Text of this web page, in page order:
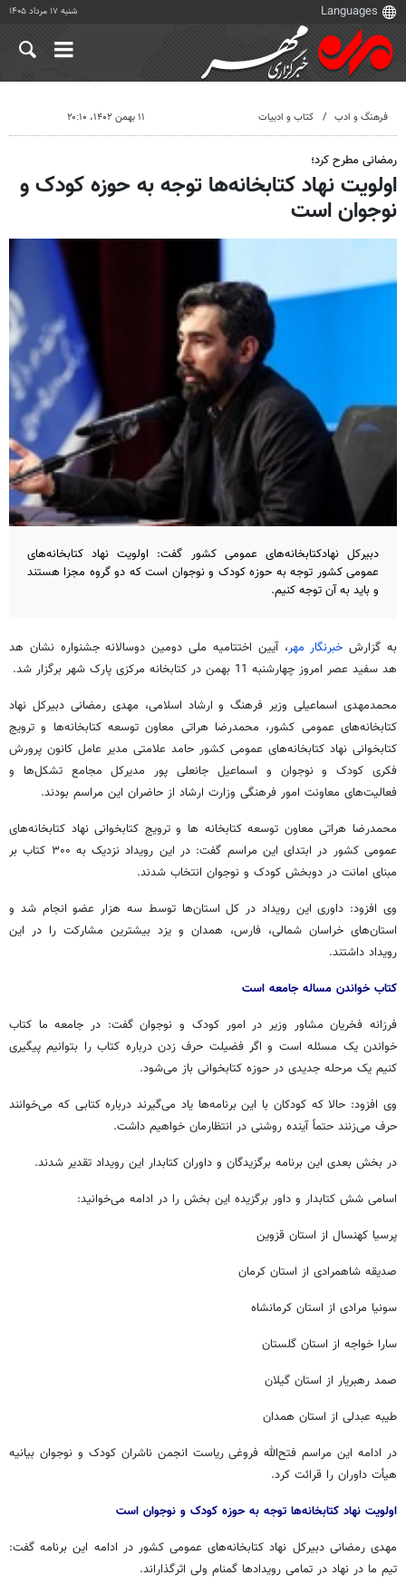
شنبه ۱۷ مرداد ۱۴۰۵
فرهنگ و ادب کتاب و ادبیات ۱۱ بهمن ۱۴۰۲، ۲۰:۱۰
رمضانی مطرح کرد؛
اولویت نهاد کتابخانه‌ها توجه به حوزه کودک و
نوجوان است
دبیرکل نهادکتابخانه‌های عمومی کشور گفت: اولویت نهاد کتابخانه‌های
عمومی کشور توجه به حوزه کودک و نوجوان است که دو گروه مجزا هستند
و باید به آن توجه کنیم.
به گزارش خبرنگار مهر، آیین اختتامیه ملی دومین دوسالانه جشنواره نشان هد
هد سفید عصر امروز چهارشنبه 11 بهمن در کتابخانه مرکزی پارک شهر برگزار شد.
محمدمهدی اسماعیلی وزیر فرهنگ و ارشاد اسلامی، مهدی رمضانی دبیرکل نهاد
کتابخانه‌های عمومی کشور، محمدرضا هراتی معاون توسعه کتابخانه‌ها و ترویج
کتابخوانی نهاد کتابخانه‌های عمومی کشور حامد علامتی مدیر عامل کانون پرورش
فکری کودک و نوجوان و اسماعیل جانعلی پور مدیرکل مجامع تشکل‌ها و
فعالیت‌های معاونت امور فرهنگی وزارت ارشاد از حاضران این مراسم بودند.
محمدرضا هراتی معاون توسعه کتابخانه ها و ترویج کتابخوانی نهاد کتابخانه‌های
عمومی کشور در ابتدای این مراسم گفت: در این رویداد نزدیک به ۳۰۰ کتاب بر
مبنای امانت در دوبخش کودک و نوجوان انتخاب شدند.
وی افزود: داوری این رویداد در کل استان‌ها توسط سه هزار عضو انجام شد و
استان‌های خراسان شمالی، فارس، همدان و یزد بیشترین مشارکت را در این
رویداد داشتند.
کتاب خواندن مساله جامعه است
فرزانه فخریان مشاور وزیر در امور کودک و نوجوان گفت: در جامعه ما کتاب
خواندن یک مسئله است و اگر فضیلت حرف زدن درباره کتاب را بتوانیم پیگیری
کنیم یک مرحله جدیدی در حوزه کتابخوانی باز می‌شود.
وی افزود: حالا که کودکان با این برنامه‌ها یاد می‌گیرند درباره کتابی که می‌خوانند
حرف می‌زنند حتماً آینده روشنی در انتظارمان خواهیم داشت.
در بخش بعدی این برنامه برگزیدگان و داوران کتابدار این رویداد تقدیر شدند.
اسامی شش کتابدار و داور برگزیده این بخش را در ادامه می‌خوانید:
پرسیا کهنسال از استان قزوین
صدیقه شاهمرادی از استان کرمان
سونیا مرادی از استان کرمانشاه
سارا خواجه از استان گلستان
صمد رهبریار از استان گیلان
طیبه عبدلی از استان همدان
در ادامه این مراسم فتح‌الله فروغی ریاست انجمن ناشران کودک و نوجوان بیانیه
هیأت داوران را قرائت کرد.
اولویت نهاد کتابخانه‌ها توجه به حوزه کودک و نوجوان است
مهدی رمضانی دبیرکل نهاد کتابخانه‌های عمومی کشور در ادامه این برنامه گفت:
تیم ما در نهاد در تمامی رویدادها گمنام ولی اثرگذاراند.